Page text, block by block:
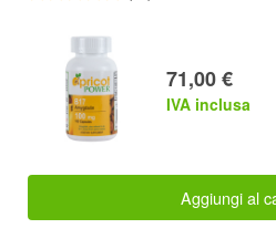
71,00 €
IVA inclusa
Aggiungi al